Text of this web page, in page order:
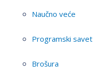
Naučno veće
Programski savet
Brošura